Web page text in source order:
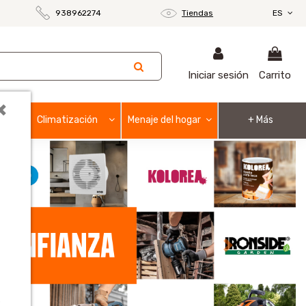
938962274 Tiendas ES
Iniciar sesión Carrito
Climatización Menaje del hogar + Más
Next